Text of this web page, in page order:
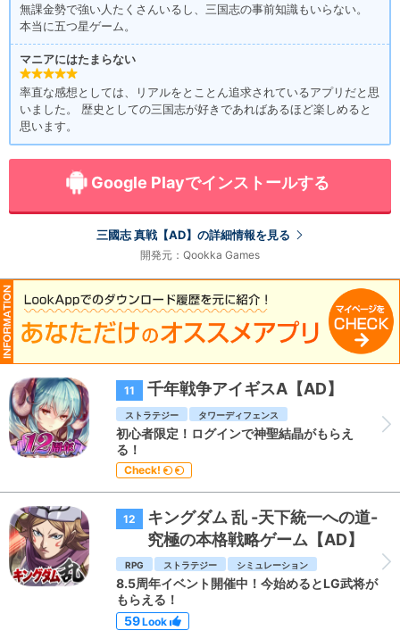
無課金勢で強い人たくさんいるし、三国志の事前知識もいらない。
本当に五つ星ゲーム。
マニアにはたまらない
率直な感想としては、リアルをとことん追求されているアプリだと思
いました。 歴史としての三国志が好きであればあるほど楽しめると
思います。
Google Playでインストールする
三國志 真戦【AD】の詳細情報を見る
開発元：Qookka Games
11 千年戦争アイギスA【AD】
ストラテジー タワーディフェンス
初心者限定！ログインで神聖結晶がもらえ
る！
Check!
12
キングダム 乱 -天下統一への道-
究極の本格戦略ゲーム【AD】
RPG ストラテジー シミュレーション
8.5周年イベント開催中！今始めるとLG武将が
もらえる！
59Look